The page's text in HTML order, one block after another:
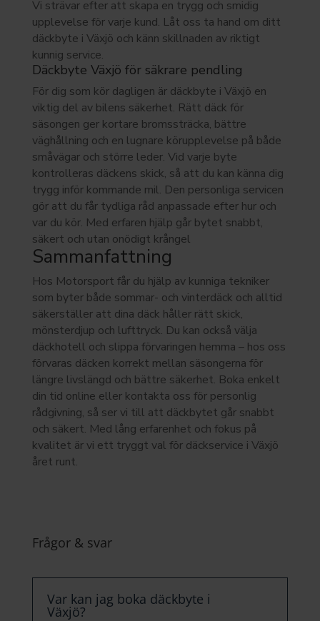
Vi strävar efter att skapa en trygg och smidig
upplevelse för varje kund. Låt oss ta hand om ditt
däckbyte i Växjö och känn skillnaden av riktigt
kunnig service.
Däckbyte Växjö för säkrare pendling
För dig som kör dagligen är däckbyte i Växjö en
viktig del av bilens säkerhet. Rätt däck för
säsongen ger kortare bromssträcka, bättre
väghållning och en lugnare körupplevelse på både
småvägar och större leder. Vid varje byte
kontrolleras däckens skick, så att du kan känna dig
trygg inför kommande mil. Den personliga servicen
gör att du får tydliga råd anpassade efter hur och
var du kör. Med erfaren hjälp går bytet snabbt,
säkert och utan onödigt krångel
Sammanfattning
Hos Motorsport får du hjälp av kunniga tekniker
som byter både sommar- och vinterdäck och alltid
säkerställer att dina däck håller rätt skick,
mönsterdjup och lufttryck. Du kan också välja
däckhotell och slippa förvaringen hemma – hos oss
förvaras däcken korrekt mellan säsongerna för
längre livslängd och bättre säkerhet. Boka enkelt
din tid online eller kontakta oss för personlig
rådgivning, så ser vi till att däckbytet går snabbt
och säkert. Med lång erfarenhet och fokus på
kvalitet är vi ett tryggt val för däckservice i Växjö
året runt.
Frågor & svar
Var kan jag boka däckbyte i
Växjö?